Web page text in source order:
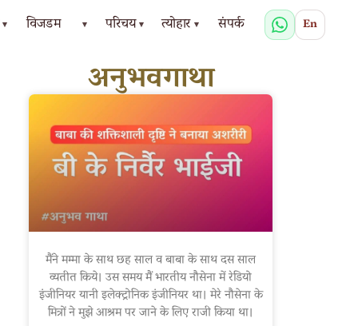
▾ विजडम ▾ परिचय▾ त्योहार ▾ संपर्क En
अनुभवगाथा
मैंने मम्मा के साथ छह साल व बाबा के साथ दस साल
व्यतीत किये। उस समय मैं भारतीय नौसेना में रेडियो
इंजीनियर यानी इलेक्ट्रोनिक इंजीनियर था। मेरे नौसेना के
मित्रों ने मुझे आश्रम पर जाने के लिए राजी किया था।